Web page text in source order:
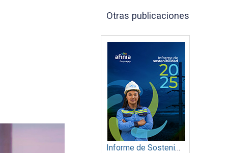
Otras publicaciones
Informe de Sostenibilidad 2025: Afinia filial del Grupo EPM